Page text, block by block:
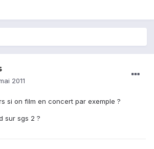
2011
si on film en concert par exemple ?
sur sgs 2 ?